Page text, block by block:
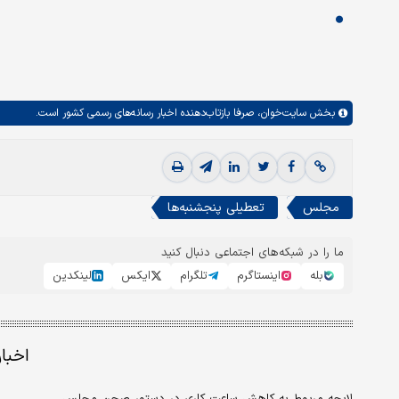
بخش سایت‌خوان، صرفا بازتاب‌دهنده اخبار رسانه‌های رسمی کشور است.
مجلس تعطیلی پنجشنبه‌ها
ما را در شبکه‌های اجتماعی دنبال کنید
بله
اینستاگرم تلگرام ایکس لینکدین